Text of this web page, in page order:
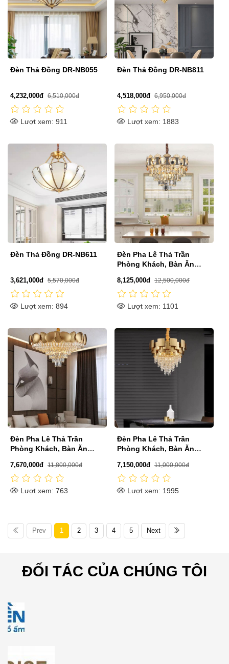
Đèn Thả Đồng DR-NB055
4,232,000đ 6,510,000đ
Lượt xem: 911
Đèn Thả Đồng DR-NB811
4,518,000đ 6,950,000đ
Lượt xem: 1883
Đèn Thả Đồng DR-NB611
3,621,000đ 5,570,000đ
Lượt xem: 894
Đèn Pha Lê Thả Trần
Phòng Khách, Bàn Ăn
8,125,000đ 12,500,000đ
Lượt xem: 1101
Đèn Pha Lê Thả Trần
Phòng Khách, Bàn Ăn
7,670,000đ 11,800,000đ
Lượt xem: 763
Đèn Pha Lê Thả Trần
Phòng Khách, Bàn Ăn
7,150,000đ 11,000,000đ
Lượt xem: 1995
Prev 1 2 3 4 5 Next
ĐỐI TÁC CỦA CHÚNG TÔI